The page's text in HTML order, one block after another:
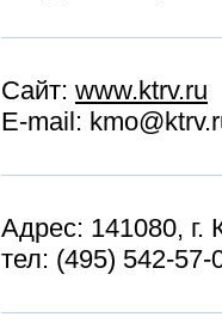
Сайт: www.ktrv.ru
E-mail:
Адрес: 141080, г.
тел: (495) 542-57-